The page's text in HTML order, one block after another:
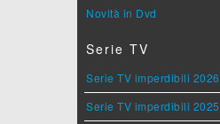
Novità in Dvd
Serie TV
Serie TV imperdibili 2026
Serie TV imperdibili 2025